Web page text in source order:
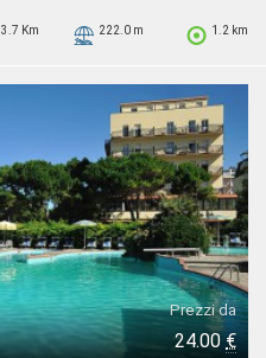
1.2 km
222.0 m
3.7 Km
Prezzi da
24.00 €